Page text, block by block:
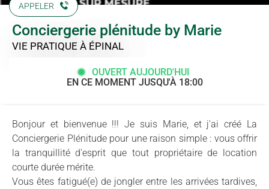
APPELER
Conciergerie plénitude by Marie
VIE PRATIQUE À ÉPINAL
OUVERT AUJOURD'HUI
EN CE MOMENT JUSQU'À 18:00
Bonjour et bienvenue !!! Je suis Marie, et j'ai créé La
Conciergerie Plénitude pour une raison simple : vous offrir
la tranquillité d'esprit que tout propriétaire de location
courte durée mérite.
Vous êtes fatigué(e) de jongler entre les arrivées tardives,